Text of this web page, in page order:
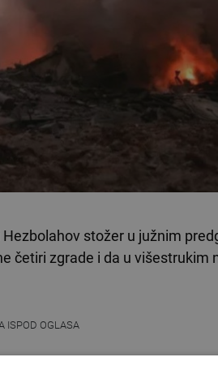
stožer u južnim
četiri zgrade i da u višestrukim
ISPOD OGLASA
koju je prenosila televizija